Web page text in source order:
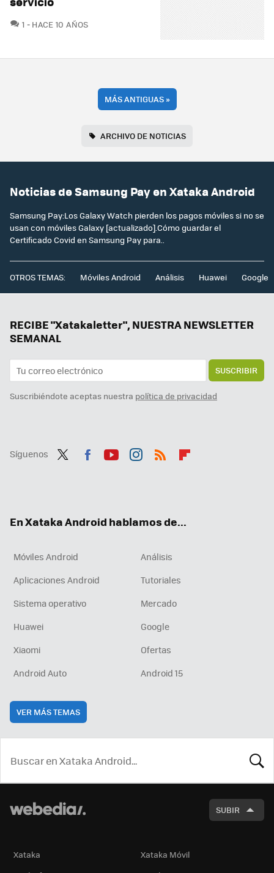
1 COMENTARIOS
HACE 10 AÑOS
MÁS ANTIGUAS»
ARCHIVO DE NOTICIAS
Noticias de Samsung Pay en Xataka Android
Samsung Pay:Los Galaxy Watch pierden los pagos móviles si no se
usan con móviles Galaxy [actualizado].Cómo guardar el
Certificado Covid en Samsung Pay para..
OTROS TEMAS: Móviles Android Análisis Huawei Google
RECIBE "Xatakaletter", NUESTRA NEWSLETTER
SEMANAL
SUSCRIBIR
Suscribiéndote aceptas nuestra política de privacidad
Síguenos
En Xataka Android hablamos de...
Móviles Android
Análisis
Aplicaciones Android
Tutoriales
Sistema operativo
Mercado
Huawei
Google
Xiaomi
Ofertas
Android Auto
Android 15
VER MÁS TEMAS
SUBIR
Xataka
Xataka Móvil